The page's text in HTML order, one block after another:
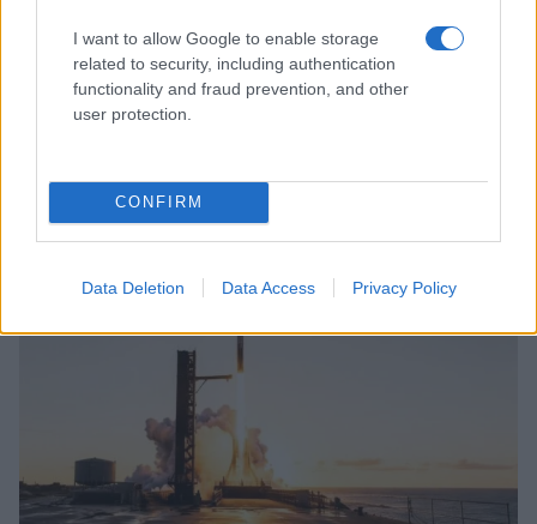
I want to allow Google to enable storage
related to security, including authentication
functionality and fraud prevention, and other
user protection.
CONFIRM
Data Deletion Data Access Privacy Policy
Continua a leggere